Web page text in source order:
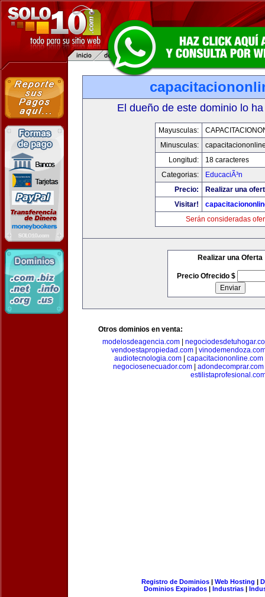
El dueño de este dominio lo
Mayusculas:
Minusculas:
Longitud:
18 caracteres
Categorias:
EducaciÃ³n
Precio:
Realizar una
Visitar!
Serán consideradas
Realizar una Oferta
Precio Ofrecido $
Otros dominios en venta:
modelosdeagencia.com
vendoestapropiedad.com|
audiotecnologia.com
capacitaciononline.com
negociosenecuador.com| adondecomprar.com
Registro de Dominios| Web Hosting |
Dominios Expirados | Industrias |